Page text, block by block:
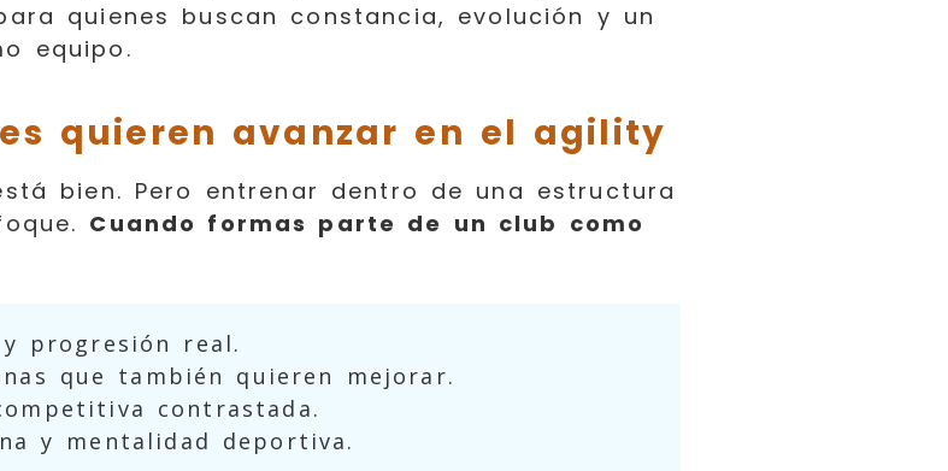
quienes buscan constancia, evolución y un
equipo.
quieren avanzar en el agility
bien. Pero entrenar dentro de una estructura
Cuando formas parte de un club como
progresión real.
que también quieren mejorar.
contrastada.
y mentalidad deportiva.